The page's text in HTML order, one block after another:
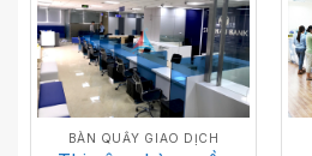
BÀN QUẦY GIAO DỊCH